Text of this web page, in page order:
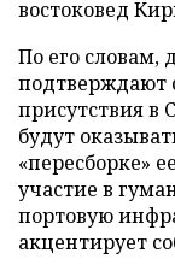
востоковед
По его словам,
подтверждают
присутствия в
будут
«пересборке»
участие в
портовую
акцентирует